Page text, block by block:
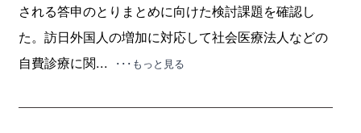
される答申のとりまとめに向けた検討課題を確認し
た。訪日外国人の増加に対応して社会医療法人などの
自費診療に関...
･･･もっと見る